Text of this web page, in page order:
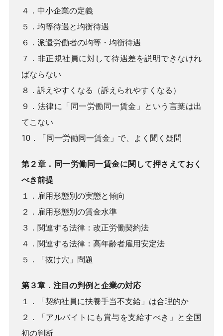
４．中小企業の定義
５．均等待遇と均衡待遇
６．派遣労働者の均等・均衡待遇
７．非正規社員に対して待遇差を説明できなけれ
ばならない
８．訴えやすくなる（訴えられやすくなる）
９．法律に「同一労働同一賃金」という言葉は出
てこない
10．「同一労働同一賃金」で、よく聞く疑問
第２章．同一労働同一賃金に関して押さえておく
べき前提
１．雇用形態別の実態と傾向
２．雇用形態別の賃金水準
３．関連する法律：改正労働契約法
４．関連する法律：高年齢者雇用安定法
５．「抜け穴」問題
第３章．注目の判例と企業の対応
１．「契約社員に扶養手当不支給」は合理的か
２．「アルバイトにも賞与を支給すべき」と全国
初の判断